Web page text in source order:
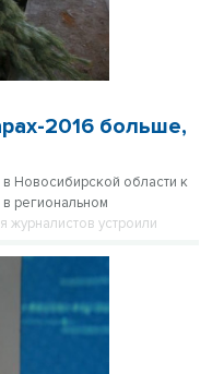
2016 больше,
Новосибирской области к
региональном
журналистов устроили
деревья готовят к
увидели